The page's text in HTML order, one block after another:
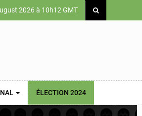
2026 à 10h12 GMT
ÉLECTION 2024